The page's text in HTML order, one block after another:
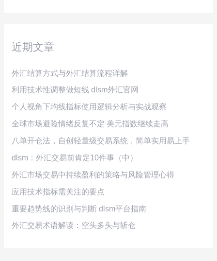
近期文章
外汇结算方式与外汇结算流程详解
利用技术性调整做短线 dlsm外汇官网
个人视角下均线指标使用逻辑分析与实战观察
全球市场避险情绪反复不定 美元指数继续走高
八单开仓法，自创轻量级交易系统，简单实用易上手
dlsm：外汇交易前肯定10件事（中）
外汇市场交易中持续盈利的策略与风险管理心得
应用技术指标需关注的要点
重要趋势线的识别与判断 dlsm平台指南
外汇交易术语解读：空头多头与斩仓